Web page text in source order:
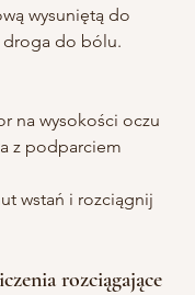
wysuniętą do
do bólu.
na wysokości oczu
z podparciem
wstań i rozciągnij
rozciągające